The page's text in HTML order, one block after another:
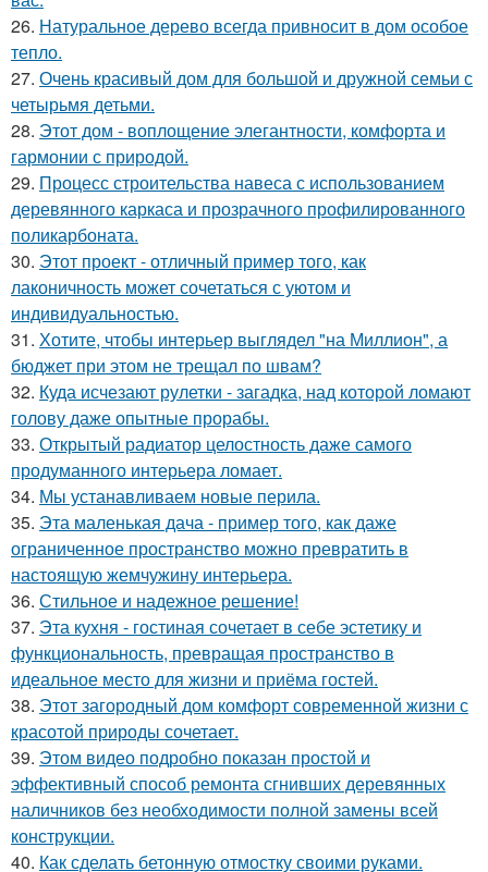
26. Натуральное дерево всегда привносит в дом особое
тепло.
27. Очень красивый дом для большой и дружной семьи с
четырьмя детьми.
28. Этот дом - воплощение элегантности, комфорта и
гармонии с природой.
29. Процесс строительства навеса с использованием
деревянного каркаса и прозрачного профилированного
поликарбоната.
30. Этот проект - отличный пример того, как
лаконичность может сочетаться с уютом и
индивидуальностью.
31. Хотите, чтобы интерьер выглядел "на Миллион", а
бюджет при этом не трещал по швам?
32. Куда исчезают рулетки - загадка, над которой ломают
голову даже опытные прорабы.
33. Открытый радиатор целостность даже самого
продуманного интерьера ломает.
34. Мы устанавливаем новые перила.
35. Эта маленькая дача - пример того, как даже
ограниченное пространство можно превратить в
настоящую жемчужину интерьера.
36. Стильное и надежное решение!
37. Эта кухня - гостиная сочетает в себе эстетику и
функциональность, превращая пространство в
идеальное место для жизни и приёма гостей.
38. Этот загородный дом комфорт современной жизни с
красотой природы сочетает.
39. Этом видео подробно показан простой и
эффективный способ ремонта сгнивших деревянных
наличников без необходимости полной замены всей
конструкции.
40. Как сделать бетонную отмостку своими руками.